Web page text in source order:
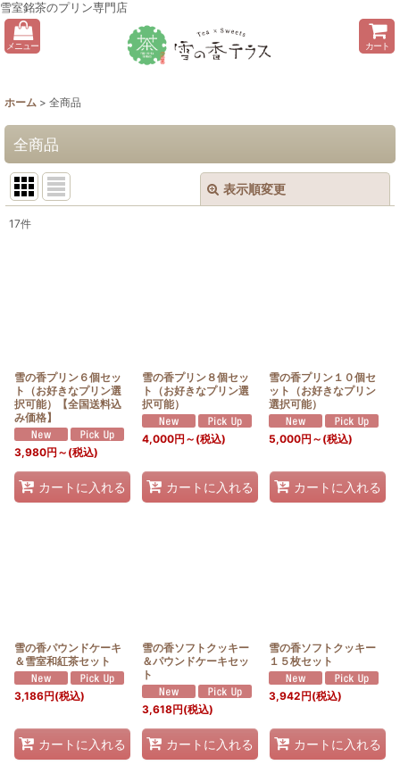
雪室銘茶のプリン専門店
メニュー カート
ホーム > 全商品
全商品
表示順変更
17件
雪の香プリン６個セッ
ト（お好きなプリン選
択可能）【全国送料込
み価格】
3,980円 ～ (税込)
カートに入れる
雪の香プリン８個セッ
ト（お好きなプリン選
択可能）
4,000円 ～ (税込)
カートに入れる
雪の香プリン１０個セ
ット（お好きなプリン
選択可能）
5,000円 ～ (税込)
カートに入れる
雪の香パウンドケーキ
＆雪室和紅茶セット
3,186円(税込)
カートに入れる
雪の香ソフトクッキー
＆パウンドケーキセッ
ト
3,618円(税込)
カートに入れる
雪の香ソフトクッキー
１５枚セット
3,942円(税込)
カートに入れる